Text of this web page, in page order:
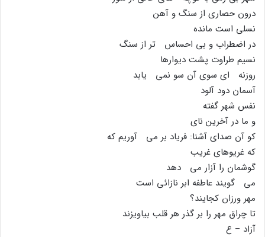
درون حصارى از سنگ و آهن
نسلى است مانده
در اضطراب و بى احساس تر از سنگ
نسیم طراوت پشت دیوارها
روزنه اى سوى آن سو نمى یابد
آسمان دود آلود
نفس شهر گفته
و ما در آخرین ناى
کو آن صداى آشنا: فریاد بر مى آوریم که
که غریوهاى غریب
گوشمان را آزار مى دهد
مى گویند عاطفه ابر نازائى است
مهر ورزان کجایند؟
تا چراق مهر را بر گذر هر قلب بیاویزند
آزاد – ع